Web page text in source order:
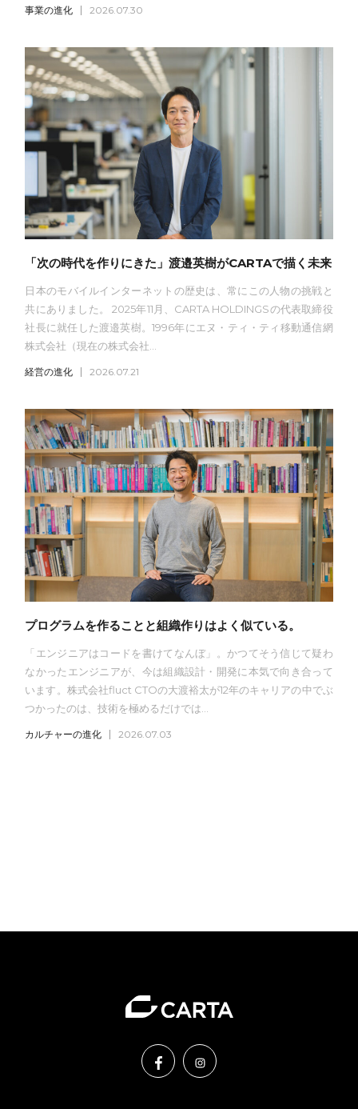
事業の進化 2026.07.30
「次の時代を作りにきた」渡邉英樹がCARTAで描く未来
日本のモバイルインターネットの歴史は、常にこの人物の挑戦と
共にありました。 2025年11月、CARTA HOLDINGSの代表取締役
社長に就任した渡邉英樹。1996年にエヌ・ティ・ティ移動通信網
株式会社（現在の株式会社...
経営の進化 2026.07.21
プログラムを作ることと組織作りはよく似ている。
「エンジニアはコードを書けてなんぼ」。かつてそう信じて疑わ
なかったエンジニアが、今は組織設計・開発に本気で向き合って
います。株式会社fluct CTOの大渡裕太が12年のキャリアの中でぶ
つかったのは、技術を極めるだけでは...
カルチャーの進化 2026.07.03